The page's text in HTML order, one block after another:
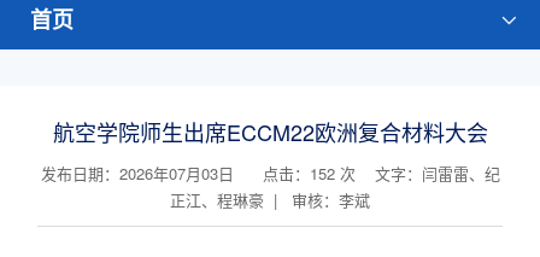
首页
航空学院师生出席ECCM22欧洲复合材料大会
发布日期：2026年07月03日 点击： 152 次 文字：闫雷雷、纪
正江、程琳豪 | 审核：李斌